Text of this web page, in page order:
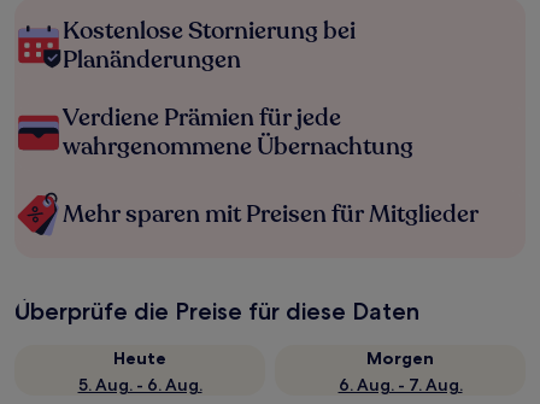
Kostenlose Stornierung bei
Planänderungen
Verdiene Prämien für jede
wahrgenommene Übernachtung
Mehr sparen mit Preisen für Mitglieder
Überprüfe die Preise für diese Daten
Heute
5. Aug. - 6. Aug.
Morgen
6. Aug. - 7. Aug.